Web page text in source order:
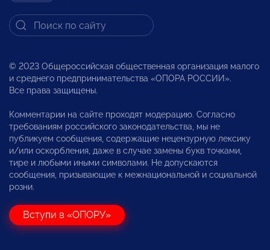
© 2023 Общероссийская общественная организация малого
и среднего предпринимательства «ОПОРА РОССИИ».
Все права защищены.
Комментарии на сайте проходят модерацию. Согласно
требованиям российского законодательства, мы не
публикуем сообщения, содержащие нецензурную лексику
и/или оскорбления, даже в случае замены букв точками,
тире и любыми иными символами. Не допускаются
сообщения, призывающие к межнациональной и социальной
розни.
Вступи в «ОПОРУ»